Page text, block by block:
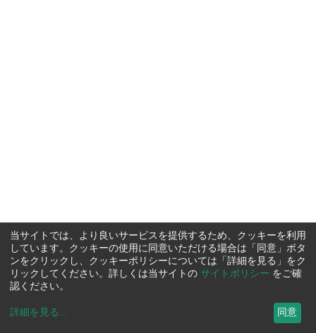
当サイトでは、より良いサービスを提供するため、クッキーを利用
しています。クッキーの使用に同意いただける場合は「同意」ボタ
ンをクリックし、クッキーポリシーについては「詳細を見る」をク
リックしてください。詳しくは当サイトの サイトポリシー をご確
認ください。
詳細を見る ... 同意